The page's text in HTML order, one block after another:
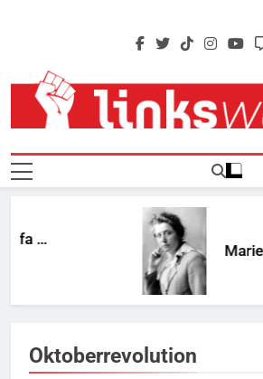
Linkswende
…
Marie
Oktoberrevolution